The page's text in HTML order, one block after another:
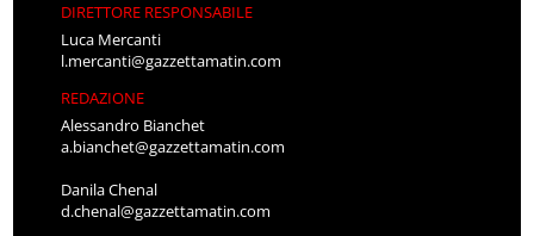
DIRETTORE RESPONSABILE
Luca Mercanti
l.mercanti@gazzettamatin.com
REDAZIONE
Alessandro Bianchet
a.bianchet@gazzettamatin.com
Danila Chenal
d.chenal@gazzettamatin.com